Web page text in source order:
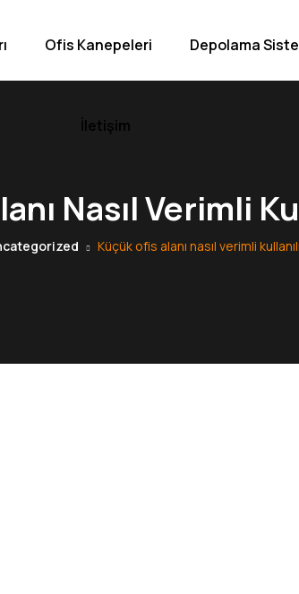
Ofis Kanepeleri Depolama
İletişim
Nasıl Verimli
Küçük ofis alanı nasıl verimli